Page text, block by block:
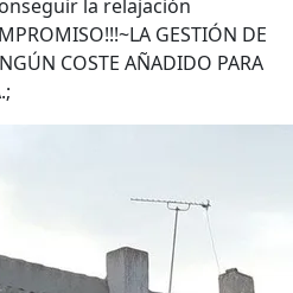
la relajación
GESTIÓN DE
COSTE AÑADIDO PARA